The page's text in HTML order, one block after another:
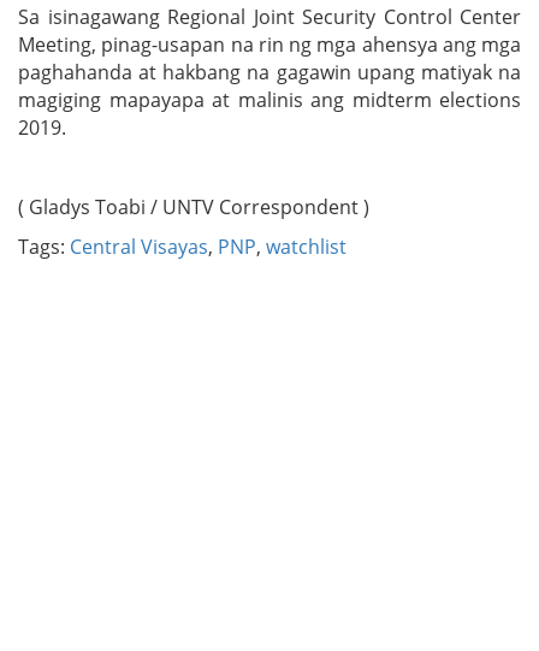
Sa isinagawang Regional Joint Security Control Center
Meeting, pinag-usapan na rin ng mga ahensya ang mga
paghahanda at hakbang na gagawin upang matiyak na
magiging mapayapa at malinis ang midterm elections
2019.
( Gladys Toabi / UNTV Correspondent )
Tags: Central Visayas, PNP, watchlist